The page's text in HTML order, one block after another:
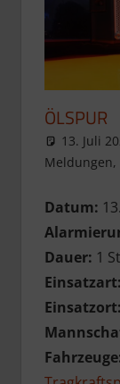
ÖLSPUR
13. Juli
Meldungen,
Datum:
Dauer: 1
Einsatzart:
Einsatzort: